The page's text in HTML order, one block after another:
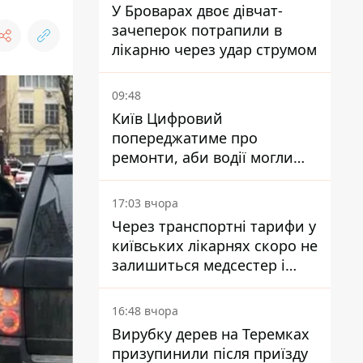
У Броварах двоє дівчат-
зачеперок потрапили в
лікарню через удар струмом
09:48
Київ Цифровий
попереджатиме про
ремонти, аби водії могли
уникати ділянок із заторами
17:03 вчора
Через транспортні тарифи у
київських лікарнях скоро не
залишиться медсестер і
санітарок - професор
Голубовська
16:48 вчора
Вирубку дерев на Теремках
призупинили після приїзду